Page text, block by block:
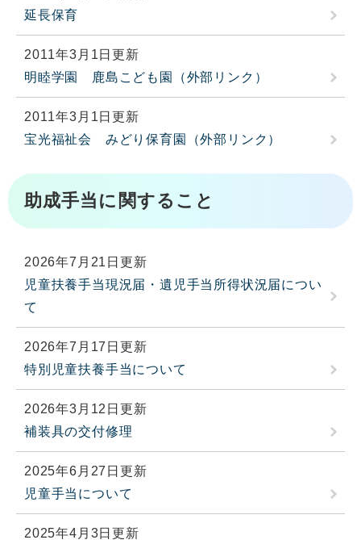
延長保育
2011年3月1日更新
明睦学園 鹿島こども園（外部リンク）
2011年3月1日更新
宝光福祉会 みどり保育園（外部リンク）
助成手当に関すること
2026年7月21日更新
児童扶養手当現況届・遺児手当所得状況届につい
て
2026年7月17日更新
特別児童扶養手当について
2026年3月12日更新
補装具の交付修理
2025年6月27日更新
児童手当について
2025年4月3日更新